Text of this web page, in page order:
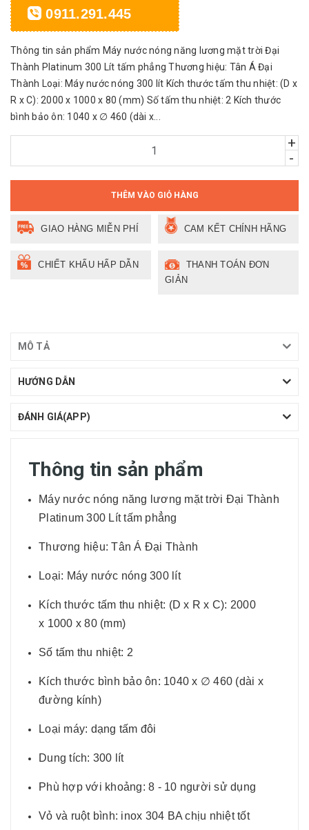
0911.291.445
Thông tin sản phẩm Máy nước nóng năng lương mặt trời Đại
Thành Platinum 300 Lít tấm phẳng Thương hiệu: Tân Á Đại
Thành Loại: Máy nước nóng 300 lít Kích thước tấm thu nhiệt: (D x
R x C): 2000 x 1000 x 80 (mm) Số tấm thu nhiệt: 2 Kích thước
bình bảo ôn: 1040 x ∅ 460 (dài x...
+
-
THÊM VÀO GIỎ HÀNG
GIAO HÀNG MIỄN PHÍ CAM KẾT CHÍNH HÃNG
CHIẾT KHẤU HẤP DẪN
THANH TOÁN ĐƠN
GIẢN
MÔ TẢ
HƯỚNG DẪN
ĐÁNH GIÁ(APP)
Thông tin sản phẩm
Máy nước nóng năng lương mặt trời Đại Thành
Platinum 300 Lít tấm phẳng
Thương hiệu: Tân Á Đại Thành
Loại: Máy nước nóng 300 lít
Kích thước tấm thu nhiệt: (D x R x C): 2000
x 1000 x 80 (mm)
Số tấm thu nhiệt: 2
Kích thước bình bảo ôn: 1040 x ∅ 460 (dài x
đường kính)
Loại máy: dạng tấm đôi
Dung tích: 300 lít
Phù hợp với khoảng: 8 - 10 người sử dụng
Vỏ và ruột bình: inox 304 BA chịu nhiệt tốt